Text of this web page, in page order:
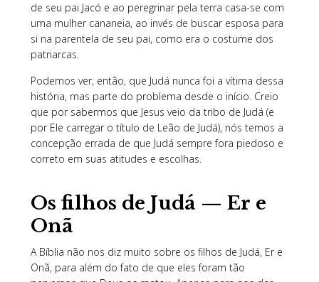
de seu pai Jacó e ao peregrinar pela terra casa-se com
uma mulher cananeia, ao invés de buscar esposa para
si na parentela de seu pai, como era o costume dos
patriarcas.
Podemos ver, então, que Judá nunca foi a vítima dessa
história, mas parte do problema desde o início. Creio
que por sabermos que Jesus veio da tribo de Judá (e
por Ele carregar o título de Leão de Judá), nós temos a
concepção errada de que Judá sempre fora piedoso e
correto em suas atitudes e escolhas.
Os filhos de Judá — Er e
Onã
A Bíblia não nos diz muito sobre os filhos de Judá, Er e
Onã, para além do fato de que eles foram tão